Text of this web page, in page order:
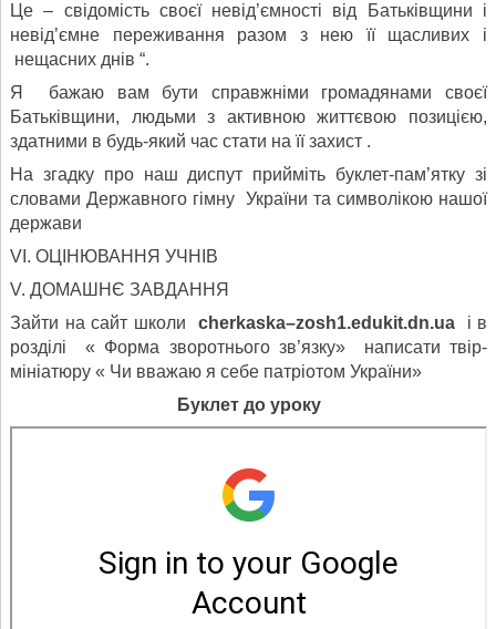
Це – свідомість своєї невід’ємності від Батьківщини і
невід’ємне переживання разом з нею її щасливих і
нещасних днів “.
Я бажаю вам бути справжніми громадянами своєї
Батьківщини, людьми з активною життєвою позицією,
здатними в будь-який час стати на її захист .
На згадку про наш диспут прийміть буклет-пам’ятку зі
словами Державного гімну України та символікою нашої
держави
VІ. ОЦІНЮВАННЯ УЧНІВ
V. ДОМАШНЄ ЗАВДАННЯ
Зайти на сайт школи cherkaska–zosh1.edukit.dn.uaі в
розділі « Форма зворотнього зв’язку» написати твір-
мініатюру « Чи вважаю я себе патріотом України»
Буклет до уроку